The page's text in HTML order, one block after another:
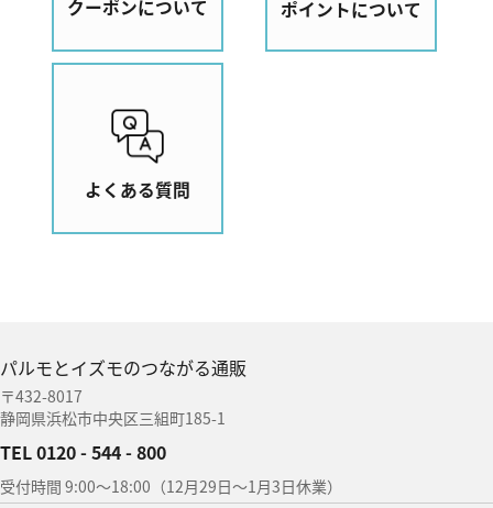
クーポンについて ポイントについて
よくある質問
パルモとイズモのつながる通販
〒432-8017
静岡県浜松市中央区三組町185-1
TEL 0120 - 544 - 800
受付時間 9:00〜18:00（12月29日〜1月3日休業）